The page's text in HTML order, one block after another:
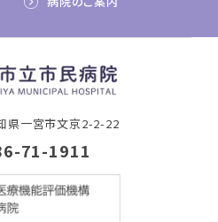
県一宮市文京2-2-22
71-1911